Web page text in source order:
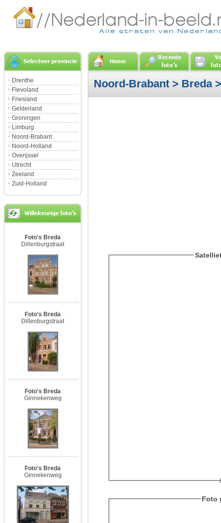
Drenthe
Flevoland
Friesland
Gelderland
Groningen
Limburg
Noord-Brabant
Noord-Holland
Overijssel
Utrecht
Zeeland
Zuid-Holland
Foto's Breda
Dillenburgstraat
Foto's Breda
Dillenburgstraat
Foto's Breda
Ginnekenweg
Foto's Breda
Ginnekenweg
Noord-Brabant> Breda
Foto